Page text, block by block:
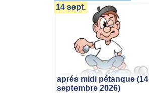
aprés midi pétanque (14
septembre 2026)
14 sept.